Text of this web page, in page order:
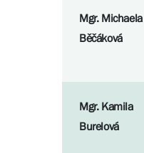
Mgr. Michaela
Běčáková
Mgr. Kamila
Burelová